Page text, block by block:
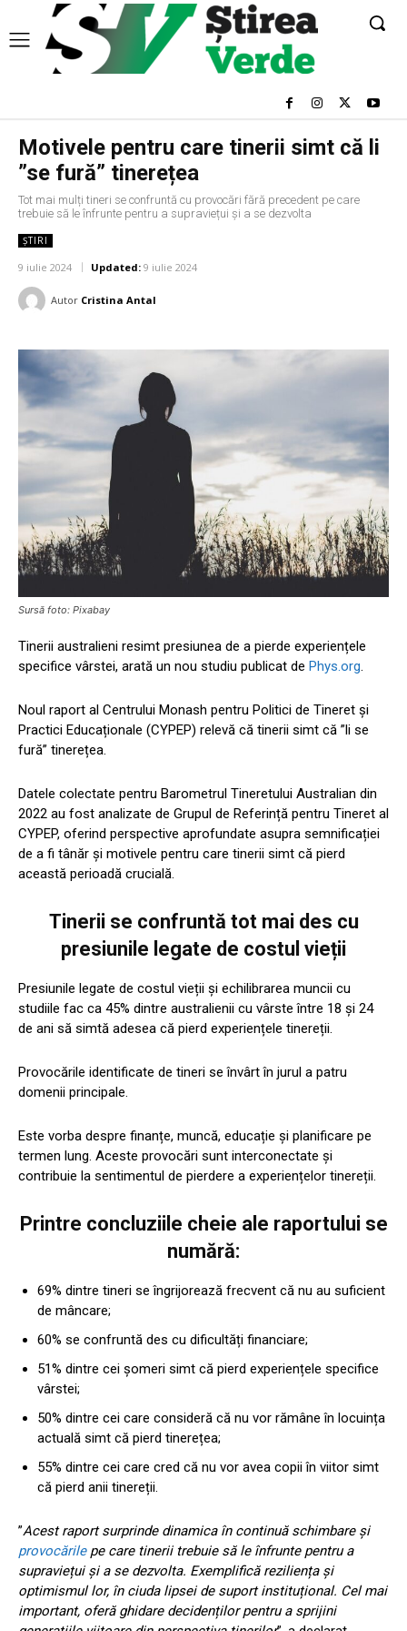
Motivele pentru care tinerii simt că li
”se fură” tinerețea
Tot mai mulți tineri se confruntă cu provocări fără precedent pe care
trebuie să le înfrunte pentru a supraviețui și a se dezvolta
ȘTIRI
9 iulie 2024 Updated: 9 iulie 2024
Autor Cristina Antal
Sursă foto: Pixabay
Tinerii australieni resimt presiunea de a pierde experiențele
specifice vârstei, arată un nou studiu publicat de Phys.org.
Noul raport al Centrului Monash pentru Politici de Tineret și
Practici Educaționale (CYPEP) relevă că tinerii simt că ”li se
fură” tinerețea.
Datele colectate pentru Barometrul Tineretului Australian din
2022 au fost analizate de Grupul de Referință pentru Tineret al
CYPEP, oferind perspective aprofundate asupra semnificației
de a fi tânăr și motivele pentru care tinerii simt că pierd
această perioadă crucială.
Tinerii se confruntă tot mai des cu
presiunile legate de costul vieții
Presiunile legate de costul vieții și echilibrarea muncii cu
studiile fac ca 45% dintre australienii cu vârste între 18 și 24
de ani să simtă adesea că pierd experiențele tinereții.
Provocările identificate de tineri se învârt în jurul a patru
domenii principale.
Este vorba despre finanțe, muncă, educație și planificare pe
termen lung. Aceste provocări sunt interconectate și
contribuie la sentimentul de pierdere a experiențelor tinereții.
Printre concluziile cheie ale raportului se
numără:
69% dintre tineri se îngrijorează frecvent că nu au suficient
de mâncare;
60% se confruntă des cu dificultăți financiare;
51% dintre cei șomeri simt că pierd experiențele specifice
vârstei;
50% dintre cei care consideră că nu vor rămâne în locuința
actuală simt că pierd tinerețea;
55% dintre cei care cred că nu vor avea copii în viitor simt
că pierd anii tinereții.
”Acest raport surprinde dinamica în continuă schimbare și
provocările pe care tinerii trebuie să le înfrunte pentru a
supraviețui și a se dezvolta. Exemplifică reziliența și
optimismul lor, în ciuda lipsei de suport instituțional. Cel mai
important, oferă ghidare decidenților pentru a sprijini